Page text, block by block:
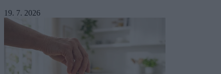
19. 7. 2026